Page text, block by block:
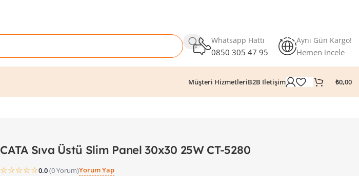
Whatsapp Hattı
0850 305 47 95
Aynı Gün Kargo!
Hemen incele
Müşteri HizmetleriB2B Iletişim ₺0,00
CATA Sıva Üstü Slim Panel 30x30 25W CT-5280
☆☆☆☆☆0.0(0 Yorum)Yorum Yap